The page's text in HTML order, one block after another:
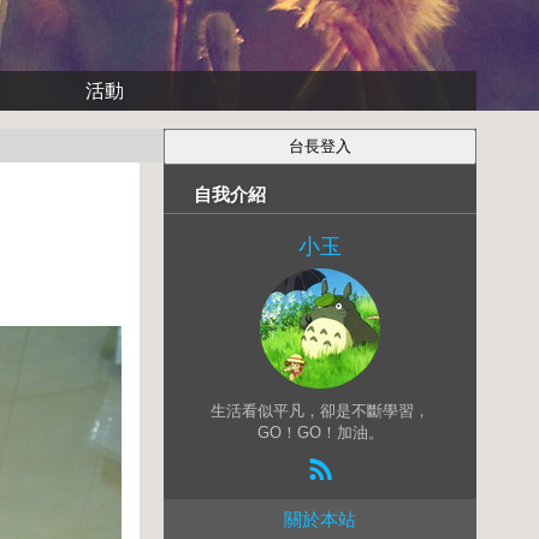
活動
自我介紹
小玉
生活看似平凡，卻是不斷學習，
GO！GO！加油。
關於本站